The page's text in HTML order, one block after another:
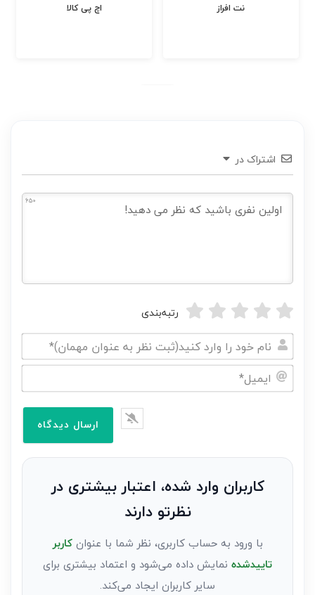
اچ پی کالا نت افراز
اشتراک در
650
رتبه‌بندی
نام
خود
نظر
کاربران وارد شده، اعتبار بیشتری در
نظرتو دارند
با ورود به حساب کاربری، نظر شما با عنوانکاربر
تاییدشده نمایش داده می‌شود و اعتماد بیشتری برای
سایر کاربران ایجاد می‌کند.